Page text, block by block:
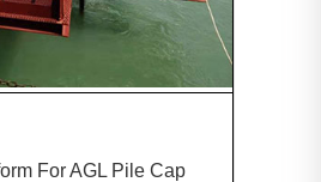
For AGL Pile Cap